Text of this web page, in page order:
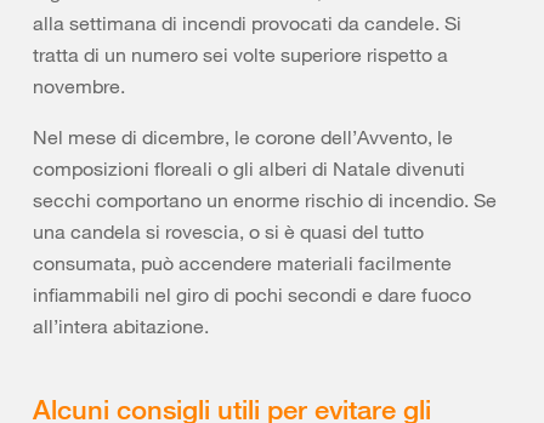
alla settimana di incendi provocati da candele. Si
tratta di un numero sei volte superiore rispetto a
novembre.
Nel mese di dicembre, le corone dell’Avvento, le
composizioni floreali o gli alberi di Natale divenuti
secchi comportano un enorme rischio di incendio. Se
una candela si rovescia, o si è quasi del tutto
consumata, può accendere materiali facilmente
infiammabili nel giro di pochi secondi e dare fuoco
all’intera abitazione.
Alcuni consigli utili per evitare gli